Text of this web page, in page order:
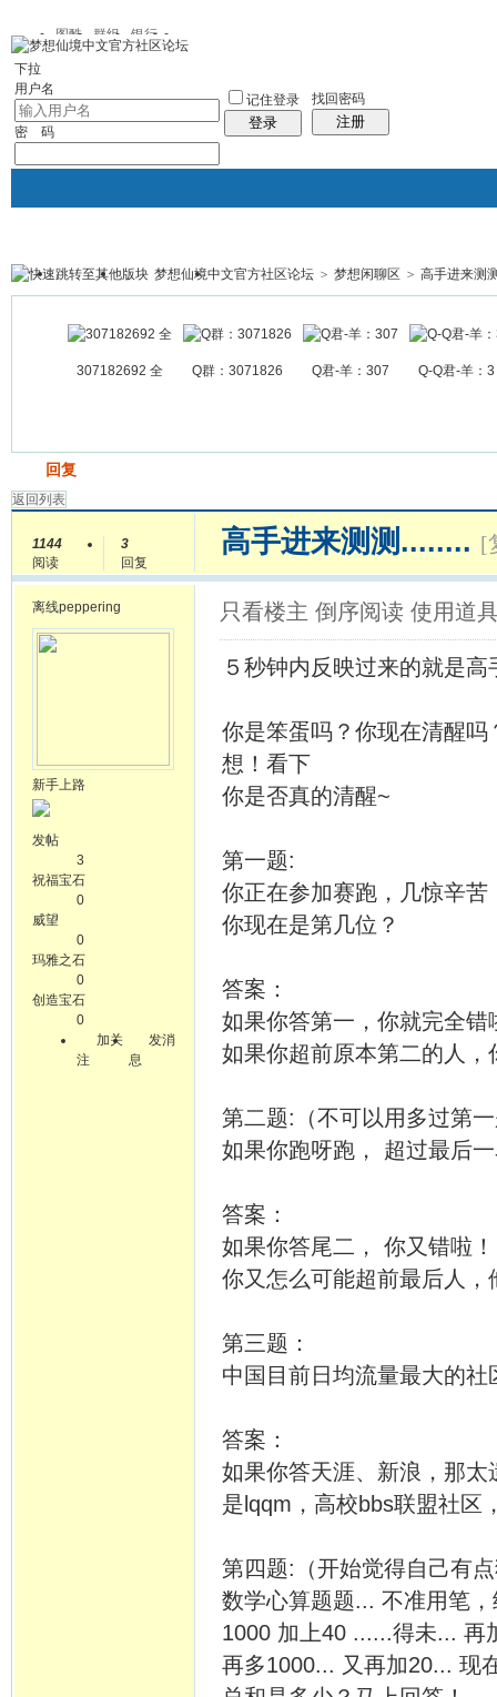
图酷 群组 银行
下拉
用户名
密 码
记住登录
登录
找回密码
注册
银行 群组聚合 我的空间
帖子
梦想仙境中文官方社区论坛 > 梦想闲聊区 > 高手进来测
307182692 全 Q群：3071826 Q君-羊：307 Q-Q君-羊：3
回复
返回列表
1144
阅读
3
回复
高手进来测测........ [
离线peppering
新手上路
发帖
3
祝福宝石
0
威望
0
玛雅之石
0
创造宝石
0
加关
注
发消
息
只看楼主 倒序阅读 使用道
５秒钟内反映过来的就是
你是笨蛋吗？你现在清醒
想！看下
你是否真的清醒~
第一题:
你正在参加赛跑，几惊辛
你现在是第几位？
答案：
如果你答第一，你就完全错
如果你超前原本第二的人
第二题:（不可以用多过第
如果你跑呀跑， 超过最后
答案：
如果你答尾二， 你又错啦！
你又怎么可能超前最后人
第三题：
中国目前日均流量最大的
答案：
如果你答天涯、新浪，那太
是lqqm，高校bbs联盟社区
第四题:（开始觉得自己有
数学心算题题... 不准用笔
1000 加上40 ......得未... 再
再多1000... 又再加20... 现